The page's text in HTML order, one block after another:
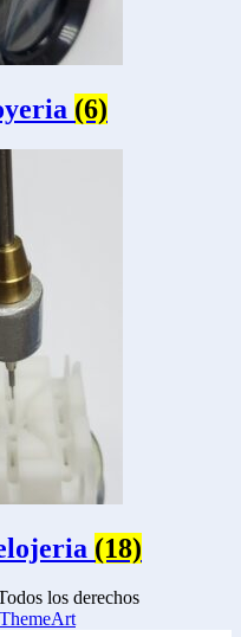
(6)
(18)
los derechos